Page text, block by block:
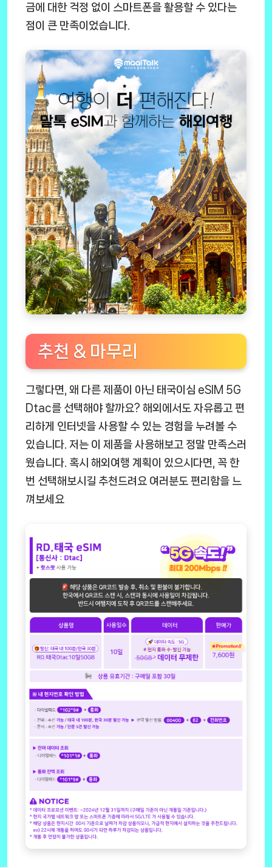
금에 대한 걱정 없이 스마트폰을 활용할 수 있다는
점이 큰 만족이었습니다.
추천 & 마무리
그렇다면, 왜 다른 제품이 아닌 태국이심 eSIM 5G
Dtac를 선택해야 할까요? 해외에서도 자유롭고 편
리하게 인터넷을 사용할 수 있는 경험을 누려볼 수
있습니다. 저는 이 제품을 사용해보고 정말 만족스러
웠습니다. 혹시 해외여행 계획이 있으시다면, 꼭 한
번 선택해보시길 추천드려요 여러분도 편리함을 느
껴보세요